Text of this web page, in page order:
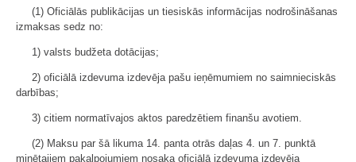
(1) Oficiālās publikācijas un tiesiskās informācijas nodrošināšanas
izmaksas sedz no:
1) valsts budžeta dotācijas;
2) oficiālā izdevuma izdevēja pašu ieņēmumiem no saimnieciskās
darbības;
3) citiem normatīvajos aktos paredzētiem finanšu avotiem.
(2) Maksu par šā likuma 14. panta otrās daļas 4. un 7. punktā
minētajiem pakalpojumiem nosaka oficiālā izdevuma izdevēja